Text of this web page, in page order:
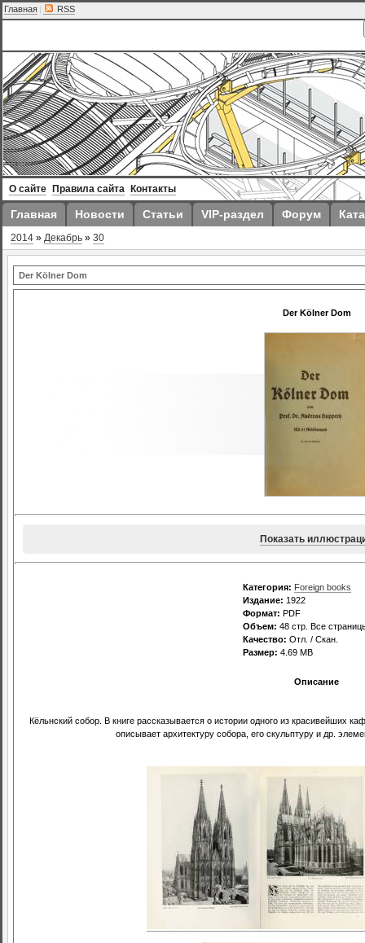
Главная | RSS
О сайте Правила сайта Контакты
Главная Новости Статьи VIP-раздел Форум
2014 » Декабрь » 30
Der Kölner Dom
Der Kölner Dom
Показать
Категория: Foreign books
Издание: 1922
Формат: PDF
Объем: 48 стр. Все
Качество: Отл. / Скан.
Размер: 4.69 MB
Описание
Кёльнский собор. В книге рассказывается о истории одного из красивейших
описывает архитектуру собора, его скульптуру и др.